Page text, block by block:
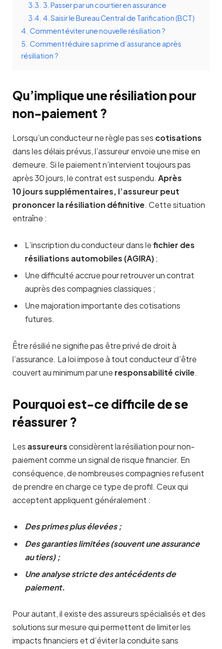
3.3. 3. Passer par un courtier en assurance
3.4. 4. Saisir le Bureau Central de Tarification (BCT)
4. Comment éviter une nouvelle résiliation ?
5. Comment réduire sa prime d’assurance après
résiliation ?
Qu’implique une résiliation pour
non-paiement ?
Lorsqu’un conducteur ne règle pas ses cotisations
dans les délais prévus, l’assureur envoie une mise en
demeure. Si le paiement n’intervient toujours pas
après 30 jours, le contrat est suspendu. Après
10 jours supplémentaires, l’assureur peut
prononcer la résiliation définitive. Cette situation
entraîne :
L’inscription du conducteur dans lefichier des
résiliations automobiles (AGIRA);
Une difficulté accrue pour retrouver un contrat
auprès des compagnies classiques ;
Une majoration importante des cotisations
futures.
Être résilié ne signifie pas être privé de droit à
l’assurance. La loi impose à tout conducteur d’être
couvert au minimum par une responsabilité civile.
Pourquoi est-ce difficile de se
réassurer ?
Les assureursconsidèrent la résiliation pour non-
paiement comme un signal de risque financier. En
conséquence, de nombreuses compagnies refusent
de prendre en charge ce type de profil. Ceux qui
acceptent appliquent généralement :
Des primes plus élevées;
Des garanties limitées (souvent une assurance
au tiers);
Une analyse stricte des antécédents de
paiement.
Pour autant, il existe des assureurs spécialisés et des
solutions sur mesure qui permettent de limiter les
impacts financiers et d’éviter la conduite sans